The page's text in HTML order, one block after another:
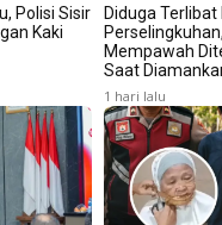
Polisi Sisir
Kaki
Diduga Terlibat
Mempawah
Saat
1 hari lalu